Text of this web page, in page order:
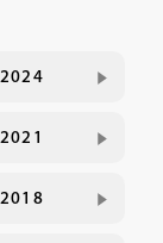
2024
2021
2018